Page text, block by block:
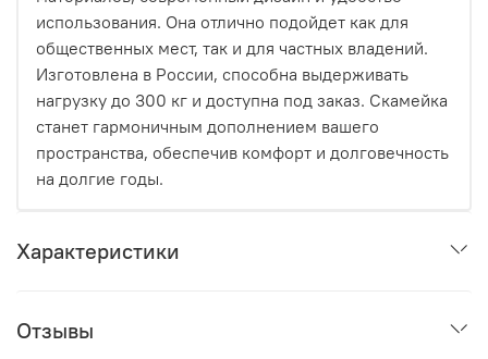
использования. Она отлично подойдет как для
общественных мест, так и для частных владений.
Изготовлена в России, способна выдерживать
нагрузку до 300 кг и доступна под заказ. Скамейка
станет гармоничным дополнением вашего
пространства, обеспечив комфорт и долговечность
на долгие годы.
Характеристики
Отзывы